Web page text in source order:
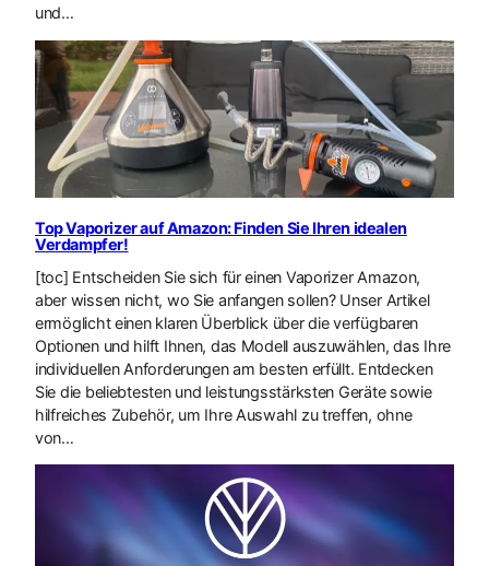
und…
Top Vaporizer auf Amazon: Finden Sie Ihren idealen
Verdampfer!
[toc] Entscheiden Sie sich für einen Vaporizer Amazon,
aber wissen nicht, wo Sie anfangen sollen? Unser Artikel
ermöglicht einen klaren Überblick über die verfügbaren
Optionen und hilft Ihnen, das Modell auszuwählen, das Ihre
individuellen Anforderungen am besten erfüllt. Entdecken
Sie die beliebtesten und leistungsstärksten Geräte sowie
hilfreiches Zubehör, um Ihre Auswahl zu treffen, ohne
von…